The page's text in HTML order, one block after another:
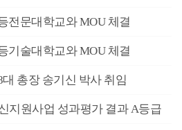
전문대학교와 MOU 체결
기술대학교와 MOU 체결
총장 송기신 박사 취임
지원사업 성과평가 결과 A등급